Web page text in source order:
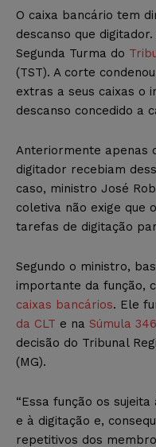
O caixa bancário tem
descanso que
Segunda Turma do
(TST). A corte
extras a seus caixas o
descanso concedido a
Anteriormente apenas
digitador recebiam
caso, ministro José
coletiva não exige que
tarefas de digitação
Segundo o ministro,
importante da função,
caixas bancários. Ele
da CLT e na Súmula
decisão do Tribunal
(MG).
“Essa função os
e à digitação e,
repetitivos dos